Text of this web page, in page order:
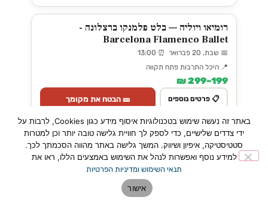
רומיאו ויוליה — בלט פלמנקו ברצלונה -
Barcelona Flamenco Ballet
📅 שבת, 20 פברואר ⏰ 13:00
📍 היכל התרבות פתח תקווה
199–299 ₪
📋 פרטים נוספים 🎫 הבטח את מקומך
The Beatles legend - קונצרט מחווה חי
וגרנדיוזי ללהקת הביטלס האגדית בישראל
📍 היכל התרבות פתח תקווה
באתר זה נעשה שימוש בטכנולוגיות איסוף מידע כגון Cookies, לרבות על
ידי צדדים שלישיים, כדי לספק לך חוויית גלישה טובה יותר וכן למטרות
סטטיסטיקה, איפיון ושיווק. המשך גלישה באתר מהווה הסכמתך לכך.
למידע נוסף ואפשרות לנהל את השימוש באמצעים הללו, ראו את
תנאי השימוש ומדיניות הפרטיות
אישור